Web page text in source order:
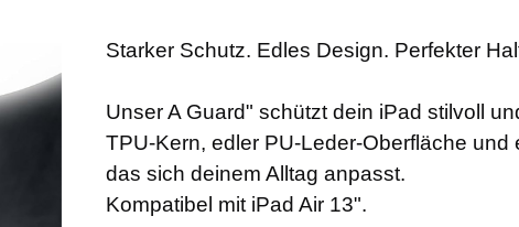
Starker Schutz. Edles Design. Perfekter
Unser A Guard" schützt dein iPad stilvoll
TPU-Kern, edler PU-Leder-Oberfläche und
das sich deinem Alltag anpasst.
Kompatibel mit iPad Air 13".